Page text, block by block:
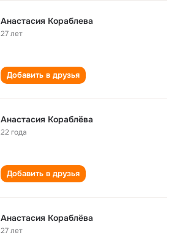
Анастасия Кораблева
27 лет
Добавить в друзья
Анастасия Кораблёва
22 года
Добавить в друзья
Анастасия Кораблёва
27 лет